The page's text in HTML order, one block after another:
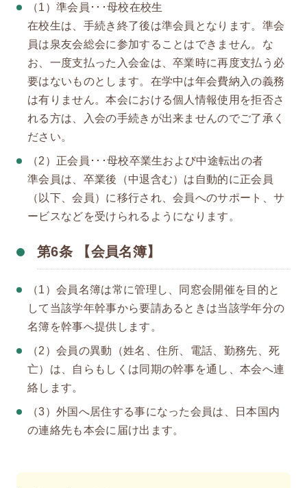
（1）準会員･･･母校在校生
在校生は、手続き終了後は準会員となります。準会
員は泉友会総会に参加することはできません。な
お、一度支払った入会金は、卒業時に再度支払う必
要はないものとします。在学中は年会費納入の義務
は有りません。本会における個人情報使用を拒否さ
れる方は、入会の手続きが出来ませんのでご了承く
ださい。
（2）正会員･･･母校卒業生および中途転出の者
準会員は、卒業後（中退含む）は自動的に正会員
（以下、会員）に移行され、会員へのサポート、サ
ービスなどを受けられるようになります。
第6条 【会員名簿】
（1）会員名簿は常に管理し、同窓会開催を目的と
して当該学年幹事から要請あるときは当該学年分の
名簿を幹事へ提供します。
（2）会員の異動（姓名、住所、電話、勤務先、死
亡）は、自らもしくは同期の幹事を通し、本会へ連
絡します。
（3）外国へ居住する事になった会員は、日本国内
の連絡先も本会に届け出ます。